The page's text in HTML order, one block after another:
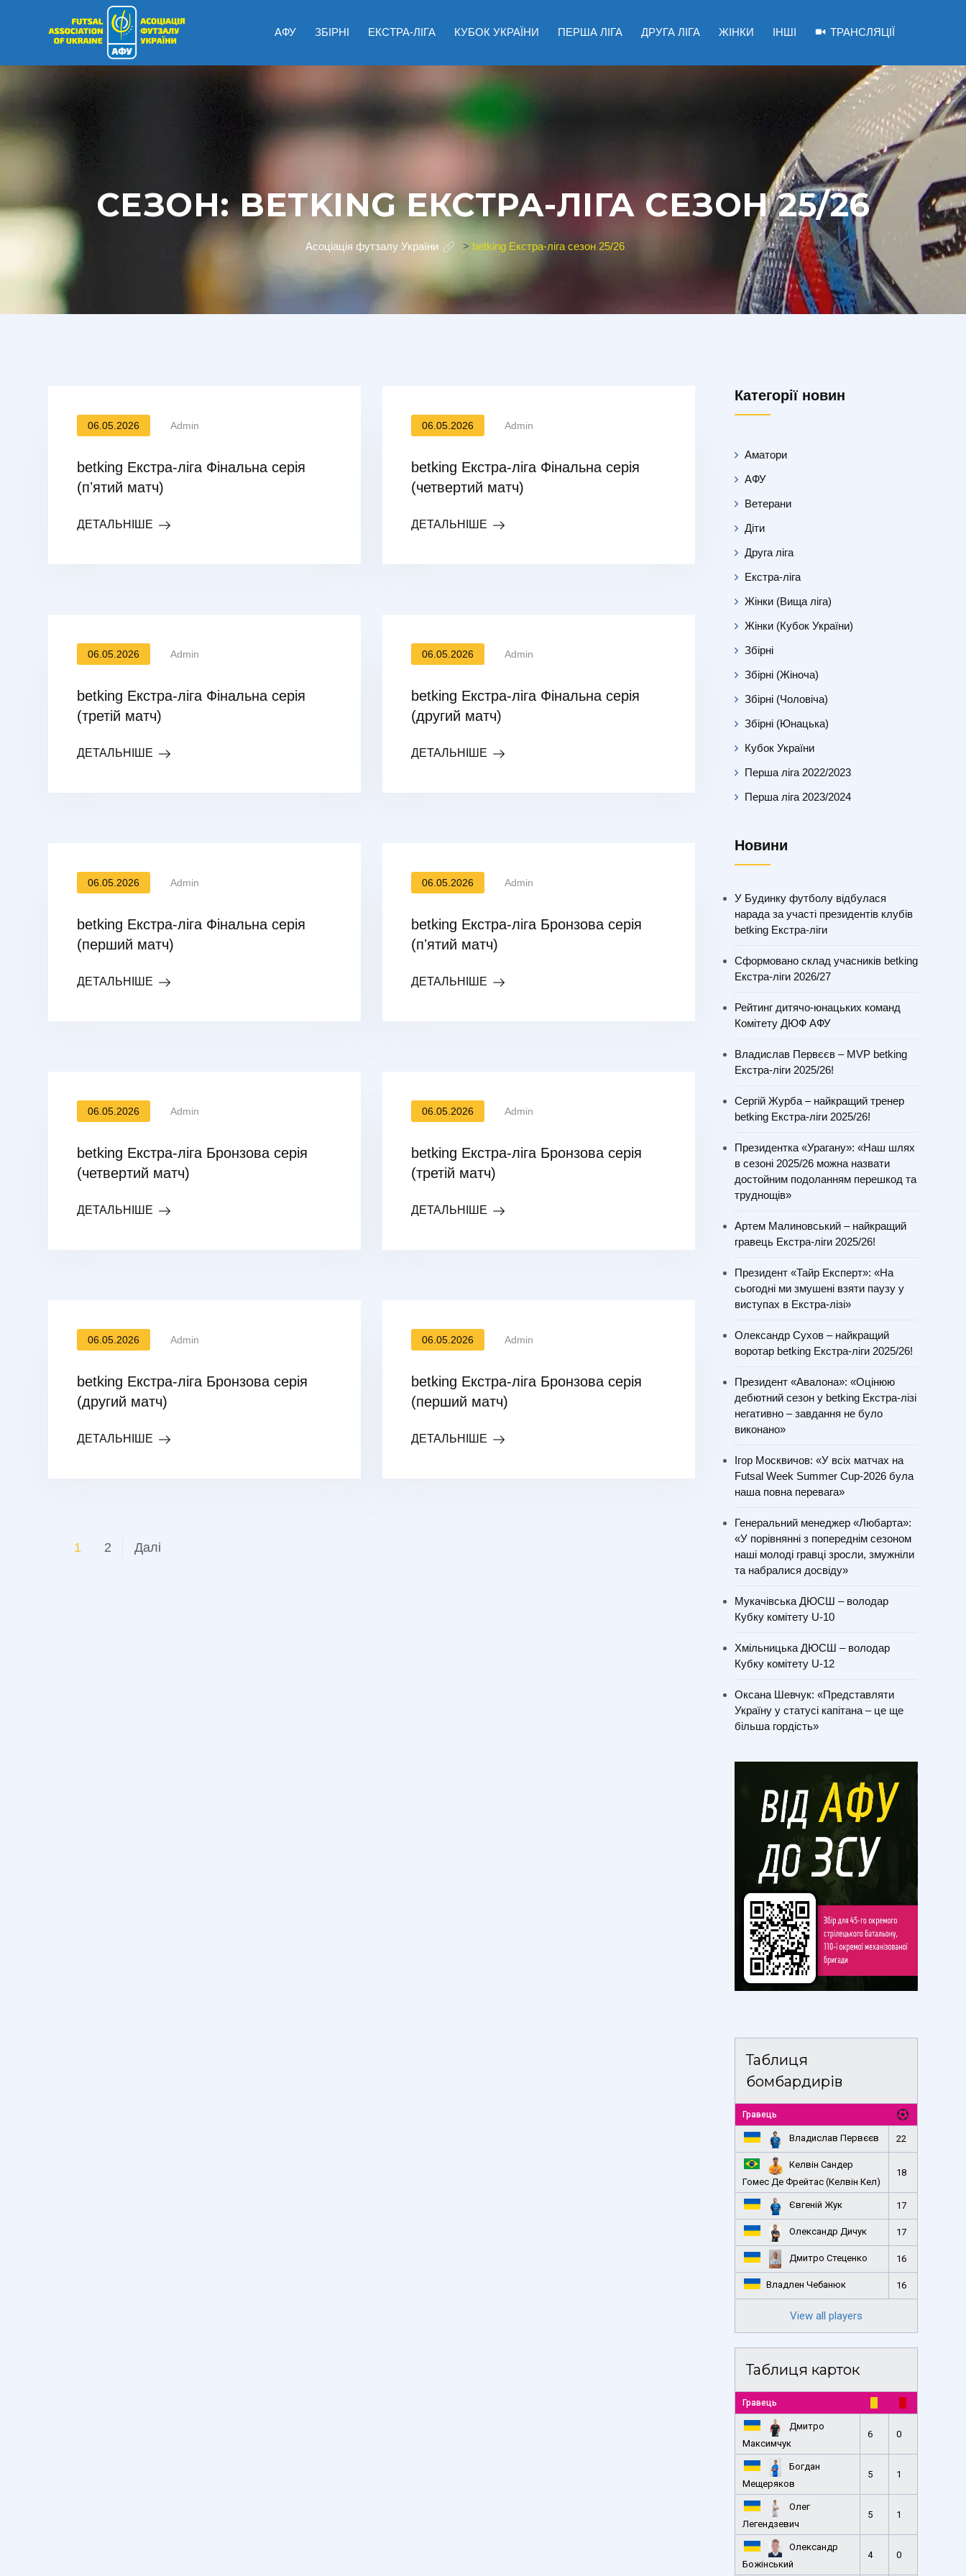
АФУ ЗБІРНІ ЕКСТРА-ЛІГА КУБОК УКРАЇНИ ПЕРША ЛІГА ДРУГА ЛІГА ЖІНКИ ІНШІ ТРАНСЛЯЦІЇ
СЕЗОН:BETKING ЕКСТРА-ЛІГА СЕЗОН 25/26
Асоціація футзалу України > betking Екстра-ліга сезон 25/26 ?>
06.05.2026 Admin
betking Екстра-ліга Фінальна серія
(пʼятий матч)
ДЕТАЛЬНІШЕ
06.05.2026 Admin
betking Екстра-ліга Фінальна серія
(четвертий матч)
ДЕТАЛЬНІШЕ
06.05.2026 Admin
betking Екстра-ліга Фінальна серія
(третій матч)
ДЕТАЛЬНІШЕ
06.05.2026 Admin
betking Екстра-ліга Фінальна серія
(другий матч)
ДЕТАЛЬНІШЕ
06.05.2026 Admin
betking Екстра-ліга Фінальна серія
(перший матч)
ДЕТАЛЬНІШЕ
06.05.2026 Admin
betking Екстра-ліга Бронзова серія
(пʼятий матч)
ДЕТАЛЬНІШЕ
06.05.2026 Admin
betking Екстра-ліга Бронзова серія
(четвертий матч)
ДЕТАЛЬНІШЕ
06.05.2026 Admin
betking Екстра-ліга Бронзова серія
(третій матч)
ДЕТАЛЬНІШЕ
06.05.2026 Admin
betking Екстра-ліга Бронзова серія
(другий матч)
ДЕТАЛЬНІШЕ
06.05.2026 Admin
betking Екстра-ліга Бронзова серія
(перший матч)
ДЕТАЛЬНІШЕ
Пагінація
1 2 Далі
Категорії новин
Аматори
АФУ
Ветерани
Діти
Друга ліга
Екстра-ліга
Жінки (Вища ліга)
Жінки (Кубок України)
Збірні
Збірні (Жіноча)
Збірні (Чоловіча)
Збірні (Юнацька)
Кубок України
Перша ліга 2022/2023
Перша ліга 2023/2024
Новини
У Будинку футболу відбулася
нарада за участі президентів клубів
betking Екстра-ліги
Сформовано склад учасників betking
Екстра-ліги 2026/27
Рейтинг дитячо-юнацьких команд
Комітету ДЮФ АФУ
Владислав Первєєв – MVP betking
Екстра-ліги 2025/26!
Сергій Журба – найкращий тренер
betking Екстра-ліги 2025/26!
Президентка «Урагану»: «Наш шлях
в сезоні 2025/26 можна назвати
достойним подоланням перешкод та
труднощів»
Артем Малиновський – найкращий
гравець Екстра-ліги 2025/26!
Президент «Тайр Експерт»: «На
сьогодні ми змушені взяти паузу у
виступах в Екстра-лізі»
Олександр Сухов – найкращий
воротар betking Екстра-ліги 2025/26!
Президент «Авалона»: «Оцінюю
дебютний сезон у betking Екстра-лізі
негативно – завдання не було
виконано»
Ігор Москвичов: «У всіх матчах на
Futsal Week Summer Cup-2026 була
наша повна перевага»
Генеральний менеджер «Любарта»:
«У порівнянні з попереднім сезоном
наші молоді гравці зросли, змужніли
та набралися досвіду»
Мукачівська ДЮСШ – володар
Кубку комітету U-10
Хмільницька ДЮСШ – володар
Кубку комітету U-12
Оксана Шевчук: «Представляти
Україну у статусі капітана – це ще
більша гордість»
Таблиця
бомбардирів
Гравець
Владислав Первєєв 22
Келвін Сандер
Гомес Де Фрейтас (Келвін Кел)
18
Євгеній Жук 17
Олександр Дичук 17
Дмитро Стеценко 16
Владлен Чебанюк 16
View all players
Таблиця карток
Гравець
Дмитро
Максимчук
6 0
Богдан
Мещеряков
5 1
Олег
Легендзевич
5 1
Олександр
Божінський
4 0